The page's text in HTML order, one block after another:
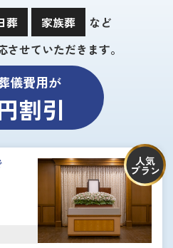
葬 家族葬
など
せていただきます。
儀費用が
割引
人気
プラン